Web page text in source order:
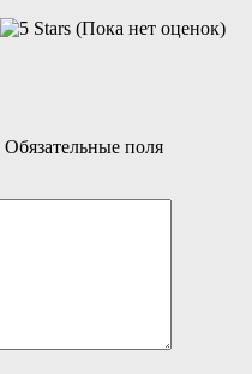
(Пока нет оценок)
Обязательные поля